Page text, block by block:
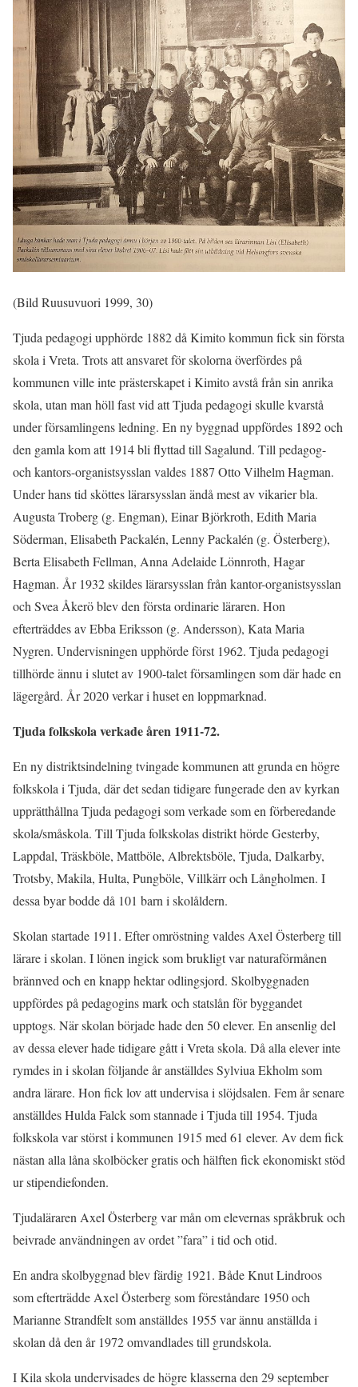
(Bild Ruusuvuori 1999, 30)
Tjuda pedagogi upphörde 1882 då Kimito kommun fick sin första
skola i Vreta. Trots att ansvaret för skolorna överfördes på
kommunen ville inte prästerskapet i Kimito avstå från sin anrika
skola, utan man höll fast vid att Tjuda pedagogi skulle kvarstå
under församlingens ledning. En ny byggnad uppfördes 1892 och
den gamla kom att 1914 bli flyttad till Sagalund. Till pedagog-
och kantors-organistsysslan valdes 1887 Otto Vilhelm Hagman.
Under hans tid sköttes lärarsysslan ändå mest av vikarier bla.
Augusta Troberg (g. Engman), Einar Björkroth, Edith Maria
Söderman, Elisabeth Packalén, Lenny Packalén (g. Österberg),
Berta Elisabeth Fellman, Anna Adelaide Lönnroth, Hagar
Hagman. År 1932 skildes lärarsysslan från kantor-organistsysslan
och Svea Åkerö blev den första ordinarie läraren. Hon
efterträddes av Ebba Eriksson (g. Andersson), Kata Maria
Nygren. Undervisningen upphörde först 1962. Tjuda pedagogi
tillhörde ännu i slutet av 1900-talet församlingen som där hade en
lägergård. År 2020 verkar i huset en loppmarknad.
Tjuda folkskola verkade åren 1911-72.
En ny distriktsindelning tvingade kommunen att grunda en högre
folkskola i Tjuda, där det sedan tidigare fungerade den av kyrkan
upprätthållna Tjuda pedagogi som verkade som en förberedande
skola/småskola. Till Tjuda folkskolas distrikt hörde Gesterby,
Lappdal, Träskböle, Mattböle, Albrektsböle, Tjuda, Dalkarby,
Trotsby, Makila, Hulta, Pungböle, Villkärr och Långholmen. I
dessa byar bodde då 101 barn i skolåldern.
Skolan startade 1911. Efter omröstning valdes Axel Österberg till
lärare i skolan. I lönen ingick som brukligt var naturaförmånen
brännved och en knapp hektar odlingsjord. Skolbyggnaden
uppfördes på pedagogins mark och statslån för byggandet
upptogs. När skolan började hade den 50 elever. En ansenlig del
av dessa elever hade tidigare gått i Vreta skola. Då alla elever inte
rymdes in i skolan följande år anställdes Sylviua Ekholm som
andra lärare. Hon fick lov att undervisa i slöjdsalen. Fem år senare
anställdes Hulda Falck som stannade i Tjuda till 1954. Tjuda
folkskola var störst i kommunen 1915 med 61 elever. Av dem fick
nästan alla låna skolböcker gratis och hälften fick ekonomiskt stöd
ur stipendiefonden.
Tjudaläraren Axel Österberg var mån om elevernas språkbruk och
beivrade användningen av ordet ”fara” i tid och otid.
En andra skolbyggnad blev färdig 1921. Både Knut Lindroos
som efterträdde Axel Österberg som föreståndare 1950 och
Marianne Strandfelt som anställdes 1955 var ännu anställda i
skolan då den år 1972 omvandlades till grundskola.
I Kila skola undervisades de högre klasserna den 29 september